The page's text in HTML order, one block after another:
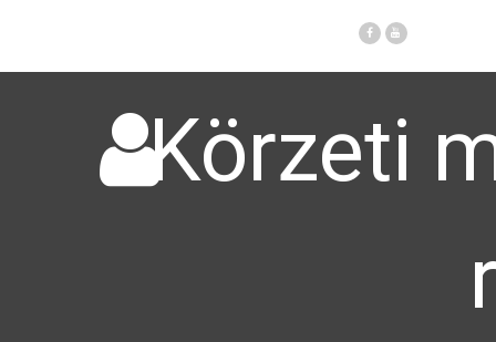
Körzeti